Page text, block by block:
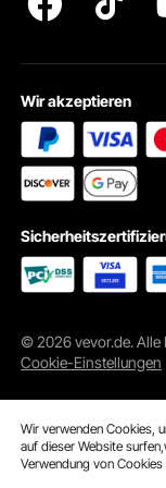
Wir akzeptieren
© 2026 vevor.de. Alle
Cookie-Einstellungen
Wir verwenden Cookies,
auf dieser Website
Verwendung von